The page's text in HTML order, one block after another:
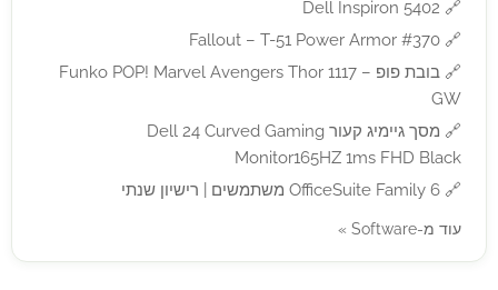
🔗
Dell Inspiron 5402
🔗
Fallout – T-51 Power Armor #370
🔗
בובת פופ – Funko POP! Marvel Avengers Thor 1117
GW
🔗
מסך גיימיג קעור Dell 24 Curved Gaming
Monitor165HZ 1ms FHD Black
🔗 OfficeSuite Family 6 משתמשים | רישיון שנתי
עוד מ-Software »